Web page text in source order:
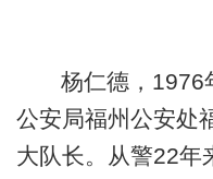
杨仁德，1976
公安局福州公安处
大队长。从警22年